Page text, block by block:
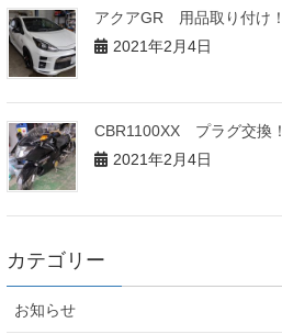
アクアGR 用品取り付け！
2021年2月4日
CBR1100XX プラグ交換！
2021年2月4日
カテゴリー
お知らせ